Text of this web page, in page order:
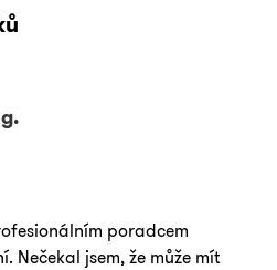
poradcem
Nečekal jsem, že může mít